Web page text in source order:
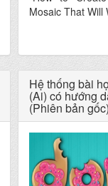
Mosaic That Will
Hệ thống bài
(Ai) có hướng
(Phiên bản